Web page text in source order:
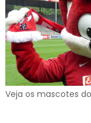
Veja os mascotes